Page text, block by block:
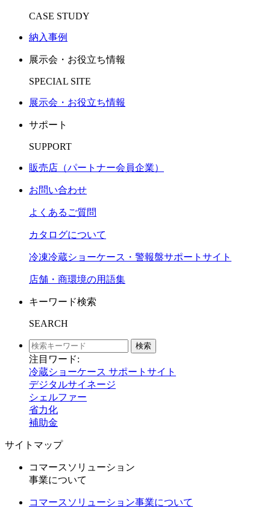
CASE STUDY
納入事例
展示会・お役立ち情報
SPECIAL SITE
展示会・お役立ち情報
サポート
SUPPORT
販売店（パートナー会員企業）
お問い合わせ
よくあるご質問
カタログについて
冷凍冷蔵ショーケース・警報盤サポートサイト
店舗・商環境の用語集
キーワード検索
SEARCH
検索
注目ワード:
冷蔵ショーケース サポートサイト
デジタルサイネージ
シェルファー
省力化
補助金
サイトマップ
コマースソリューション
事業について
コマースソリューション事業について